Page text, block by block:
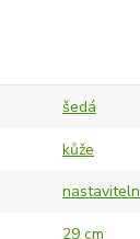
šedá
kůže
29 cm